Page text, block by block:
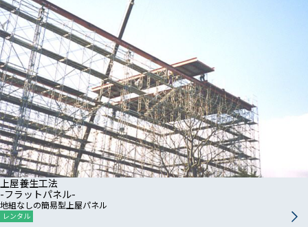
上屋養生工法
-フラットパネル-
地組なしの簡易型上屋パネル
レンタル